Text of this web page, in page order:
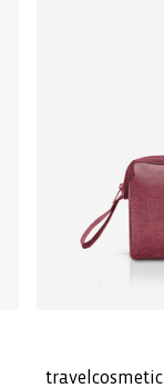
travelcosmetic